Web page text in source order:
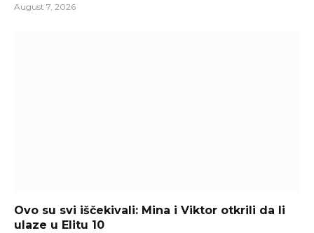
August 7, 2026
Ovo su svi iščekivali: Mina i Viktor otkrili da li
ulaze u Elitu 10